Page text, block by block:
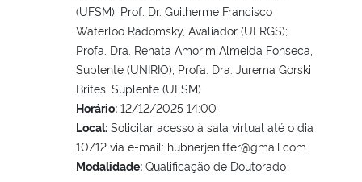
(UFSM); Prof. Dr. Guilherme Francisco
Waterloo Radomsky, Avaliador (UFRGS);
Profa. Dra. Renata Amorim Almeida Fonseca,
Suplente (UNIRIO); Profa. Dra. Jurema Gorski
Brites, Suplente (UFSM)
Horário: 12/12/2025 14:00
Local: Solicitar acesso à sala virtual até o dia
10/12 via e-mail: hubnerjeniffer@gmail.com
Modalidade: Qualificação de Doutorado